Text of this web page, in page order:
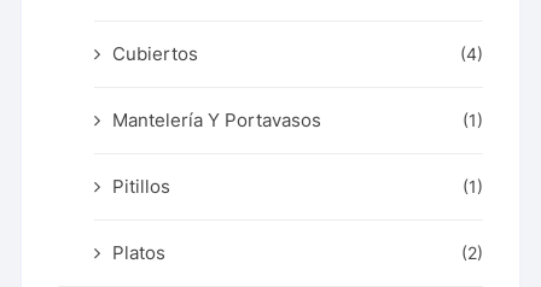
Cubiertos (4)
Mantelería Y Portavasos (1)
Pitillos (1)
Platos (2)